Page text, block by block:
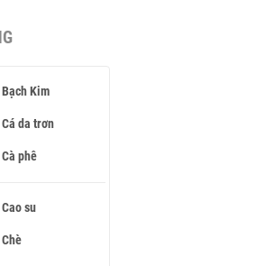
Bạch Kim
Cá da trơn
Cà phê
Cao su
Chè